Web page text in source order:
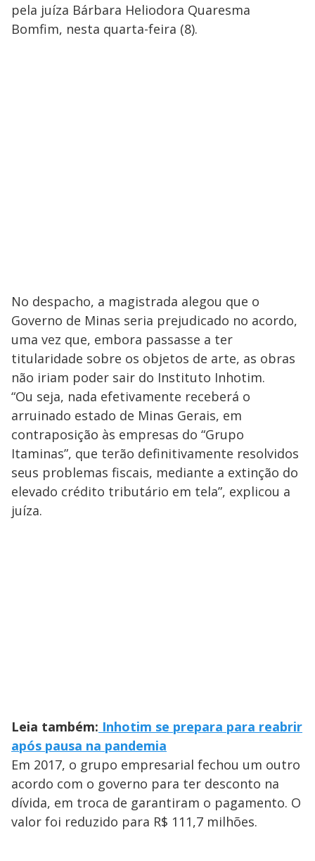
pela juíza Bárbara Heliodora Quaresma
Bomfim, nesta quarta-feira (8).
No despacho, a magistrada alegou que o
Governo de Minas seria prejudicado no acordo,
uma vez que, embora passasse a ter
titularidade sobre os objetos de arte, as obras
não iriam poder sair do Instituto Inhotim.
“Ou seja, nada efetivamente receberá o
arruinado estado de Minas Gerais, em
contraposição às empresas do “Grupo
Itaminas”, que terão definitivamente resolvidos
seus problemas fiscais, mediante a extinção do
elevado crédito tributário em tela”, explicou a
juíza.
Leia também: Inhotim se prepara para reabrir
após pausa na pandemia
Em 2017, o grupo empresarial fechou um outro
acordo com o governo para ter desconto na
dívida, em troca de garantiram o pagamento. O
valor foi reduzido para R$ 111,7 milhões.